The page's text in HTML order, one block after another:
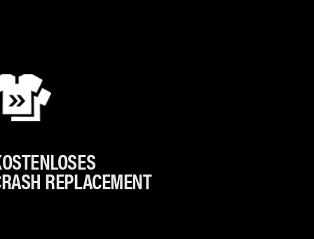
REPLACEMENT